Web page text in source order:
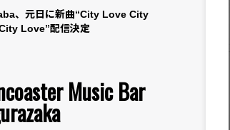
、元日に新曲“City Love City
Love”配信決定
Music Bar